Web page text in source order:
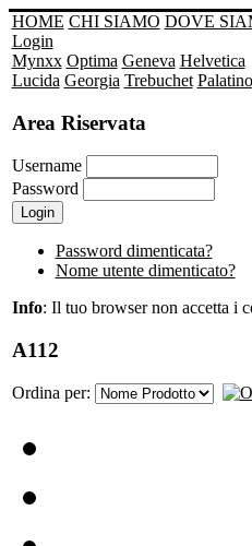
HOME CHI SIAMO DOVE
Login
Mynxx Optima Geneva Helvetica
Lucida Georgia Trebuchet Palatino
Area Riservata
Username
Password
Password dimenticata?
Nome utente dimenticato?
Info: Il tuo browser non accetta i
A112
Ordina per: